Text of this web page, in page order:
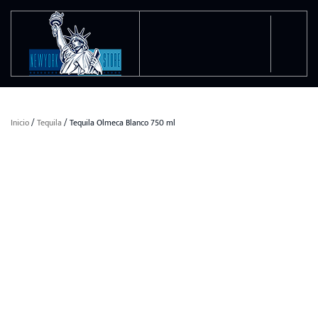
Ir al contenido principal
Inicio/Tequila / Tequila Olmeca Blanco 750 ml